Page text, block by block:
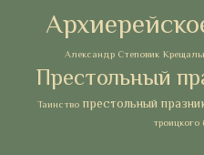
Александр Степовик
Престольный
Таинство престольный